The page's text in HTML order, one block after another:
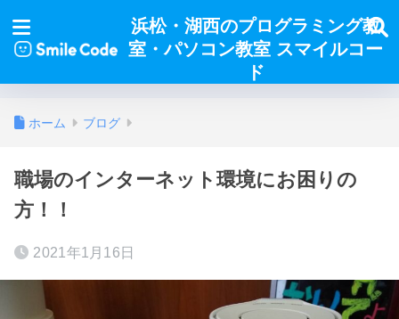
浜松・湖西のプログラミング教
室・パソコン教室 スマイルコー
ド
ホーム ブログ
職場のインターネット環境にお困りの
方！！
2021年1月16日